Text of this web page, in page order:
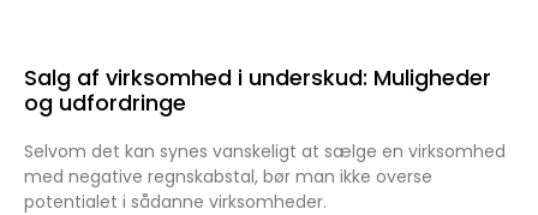
Salg af virksomhed i underskud: Muligheder
og udfordringe
Selvom det kan synes vanskeligt at sælge en virksomhed
med negative regnskabstal, bør man ikke overse
potentialet i sådanne virksomheder.